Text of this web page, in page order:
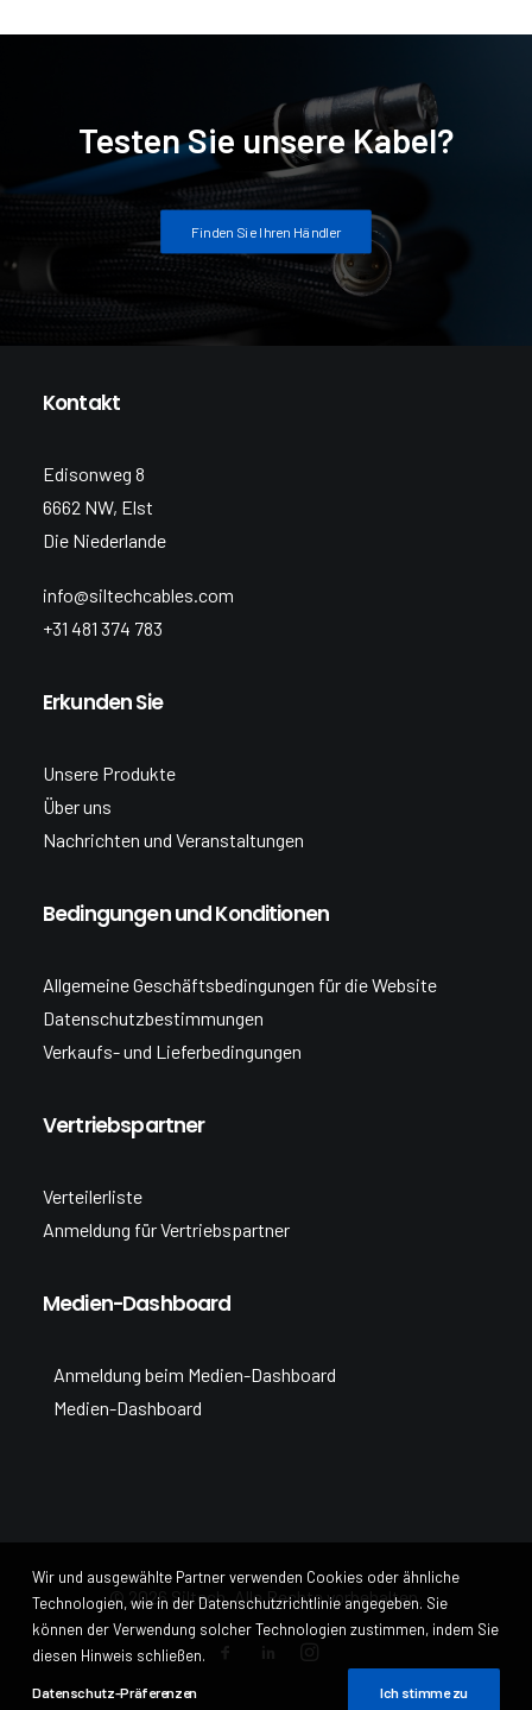
Testen Sie unsere Kabel?
Finden Sie Ihren Händler
Kontakt
Edisonweg 8
6662 NW, Elst
Die Niederlande
info@siltechcables.com
+31 481 374 783
Erkunden Sie
Unsere Produkte
Über uns
Nachrichten und Veranstaltungen
Bedingungen und Konditionen
Allgemeine Geschäftsbedingungen für die Website
Datenschutzbestimmungen
Verkaufs- und Lieferbedingungen
Vertriebspartner
Verteilerliste
Anmeldung für Vertriebspartner
Medien-Dashboard
Anmeldung beim Medien-Dashboard
Medien-Dashboard
© 2026 Siltech. Alle Rechte vorbehalten.
Wir und ausgewählte Partner verwenden Cookies oder ähnliche
Technologien, wie in der Datenschutzrichtlinie angegeben. Sie
können der Verwendung solcher Technologien zustimmen, indem Sie
diesen Hinweis schließen.
Datenschutz-Präferenzen Ich stimme zu